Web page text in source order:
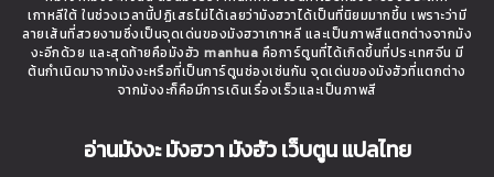
เกาหลีใต้ ในช่วงเวลานี้ปฏิเสธไม่ได้เลยว่ามังฮวาได้เป็นที่นิยมมากขึ้น เพราะว่ามี
ลายเส้นที่สวยงามซึ่งเป็นจุดเด่นของมังฮวาเกาหลี และเป็นภาพสีแตกต่างจากมัง
งะอีกด้วย และสุดท้ายคือมังฮัว manhua คือการ์ตูนที่ได้เกิดขึ้นที่ประเทศจีน มี
ต้นกำเนิดมาจากมังงะหรือที่เป็นการ์ตูนช่องเช่นกัน จุดเด่นของมังฮัวที่แตกต่าง
จากมังงะก็คือมีการเดินเรื่องเร็วและเป็นภาพสี
อ่านมังงะ มังฮวา มังฮัว เว็บตูน แปลไทย